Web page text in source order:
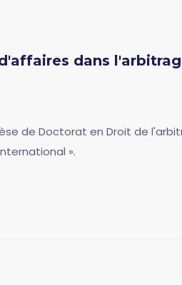
dans
de Doctorat en Droit de
».